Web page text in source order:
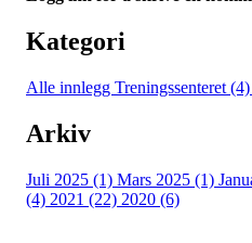
Kategori
Alle innlegg Treningssenteret (4)
Arkiv
Juli 2025 (1) Mars 2025 (1)
(4) 2021 (22) 2020 (6)